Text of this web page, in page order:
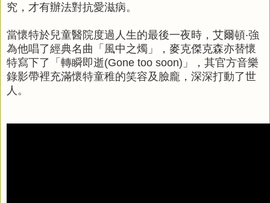
究，才有辦法對抗愛滋病。
當懷特於兒童醫院度過人生的最後一夜時，艾爾頓‧強
為他唱了經典名曲「風中之燭」，麥克傑克森亦替懷
特寫下了「轉瞬即逝(Gone too soon)」，其官方音樂
錄影帶裡充滿懷特童稚的笑容及臉龐，深深打動了世
人。